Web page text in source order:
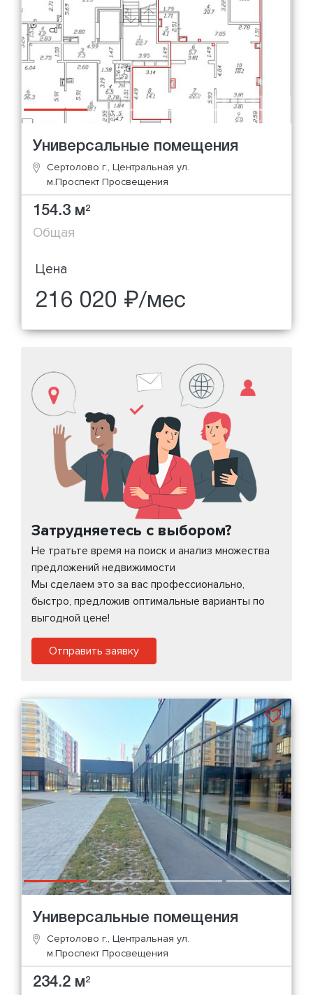
Универсальные помещения
Сертолово г., Центральная ул.
м.Проспект Просвещения
154.3 м2
Общая
Цена
216 020 ₽/мес
Затрудняетесь с выбором?
Не тратьте время на поиск и анализ множества
предложений недвижимости
Мы сделаем это за вас профессионально,
быстро, предложив оптимальные варианты по
выгодной цене!
Отправить заявку
Универсальные помещения
Сертолово г., Центральная ул.
м.Проспект Просвещения
234.2 м2